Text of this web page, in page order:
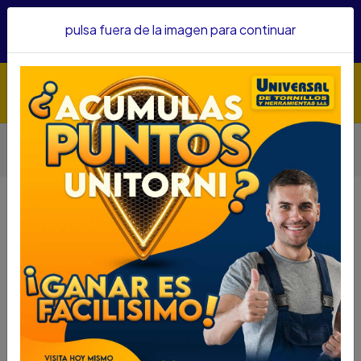
confianza&nbsp;Recibe un KIT PARRILLERO por compras
Inicio
Herramientas
MARTILLO UÑA COVO 29 MM M/MADERA ALTO CARBONO
A145-9CXW01-29
MARTILLO UÑA COVO 29 MM
M/MADERA ALTO CARBONO A145-
9CXW01-29
DESCRIPCIÓN
MARTILLO UÑA COVO 29 MM M/MADERA ALTO
CARBONO A145-9CXW01-29
SKU....67645013
pulsa fuera de la imagen para continuar